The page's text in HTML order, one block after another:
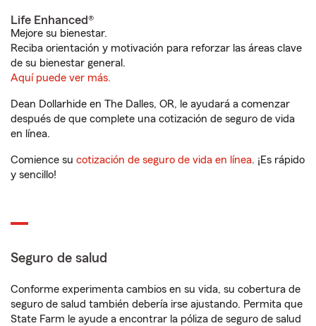
Life Enhanced®
Mejore su bienestar.
Reciba orientación y motivación para reforzar las áreas clave
de su bienestar general.
Aquí puede ver más.
Dean Dollarhide en The Dalles, OR, le ayudará a comenzar
después de que complete una cotización de seguro de vida
en línea.
Comience su cotización de seguro de vida en línea. ¡Es rápido
y sencillo!
Seguro de salud
Conforme experimenta cambios en su vida, su cobertura de
seguro de salud también debería irse ajustando. Permita que
State Farm le ayude a encontrar la póliza de seguro de salud